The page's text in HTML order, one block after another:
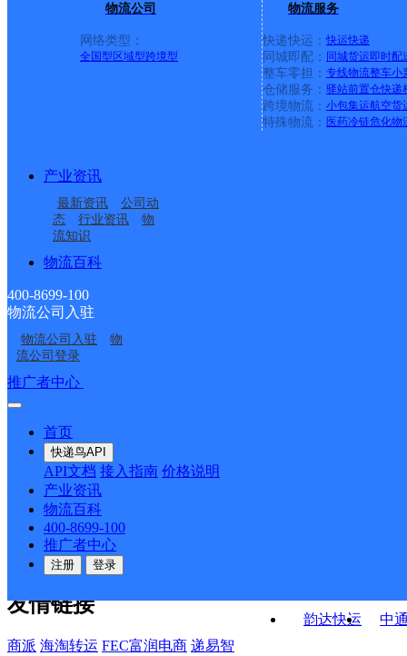
物流公司
网络类型：
全国型 区域型跨境型
物流服务
快递快运： 快运快递
同城即配： 同城货运即时配
整车零担： 专线物流整车小
仓储服务： 驿站前置仓快递
跨境物流： 小包集运航空货
特殊物流： 医药冷链危化物
产业资讯
最新资讯
公司动
态
行业资讯
物
流知识
物流百科
400-8699-100
物流公司入驻
物流公司入驻
物
流公司登录
推广者中心
首页
快递鸟API
API文档 接入指南 价格说明
产业资讯
物流百科
400-8699-100
推广者中心
注册 登录
道二中分部
湖北安陆市公司紫金路
寄存点
湖北安陆市公司德安北
路护国寄存点
安陆市木梓乡合作点
ID7501
湖北安陆公司
安陆市雷公镇合作点
ID9141
汉丹路邮政支局
韵达快运
中
接口API
API接口 DEMO下载
关于我们
公司介绍 企业动态
合作伙伴 快递鸟接口服务协议
户隐私政策
友情链接
商派 海淘转运 FEC富润电商 递易智